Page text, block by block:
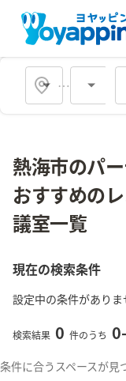
会
熱海市のパ
おすすめの
議室一覧
現在の検索条件
設定中の条件がありま
検索結果 0 件のうち 0-
条件に合うスペースが見